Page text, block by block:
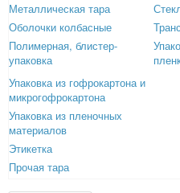
Металлическая тара
Оболочки колбасные
Полимерная, блистер-
упаковка
Упаковка из гофрокартона и
микрогофрокартона
Упаковка из пленочных
материалов
Этикетка
Прочая тара